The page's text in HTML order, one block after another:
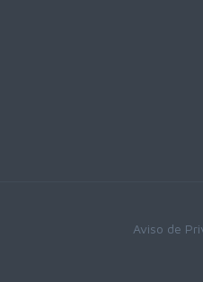
Aviso de